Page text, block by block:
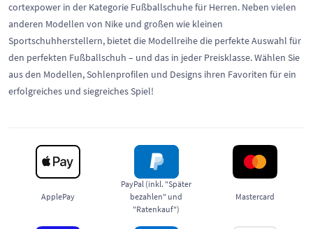
cortexpower in der Kategorie Fußballschuhe für Herren. Neben vielen
anderen Modellen von Nike und großen wie kleinen
Sportschuhherstellern, bietet die Modellreihe die perfekte Auswahl für
den perfekten Fußballschuh – und das in jeder Preisklasse. Wählen Sie
aus den Modellen, Sohlenprofilen und Designs ihren Favoriten für ein
erfolgreiches und siegreiches Spiel!
ApplePay
PayPal (inkl. "Später
bezahlen" und
"Ratenkauf")
Mastercard